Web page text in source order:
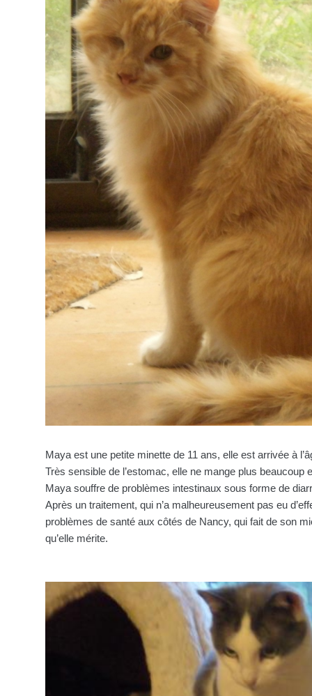
Maya est une petite minette de 11 ans, elle est arrivée à
Très sensible de l’estomac, elle ne mange plus beaucoup
Maya souffre de problèmes intestinaux sous forme de
Après un traitement, qui n’a malheureusement pas eu
problèmes de santé aux côtés de Nancy, qui fait de son
qu’elle mérite.